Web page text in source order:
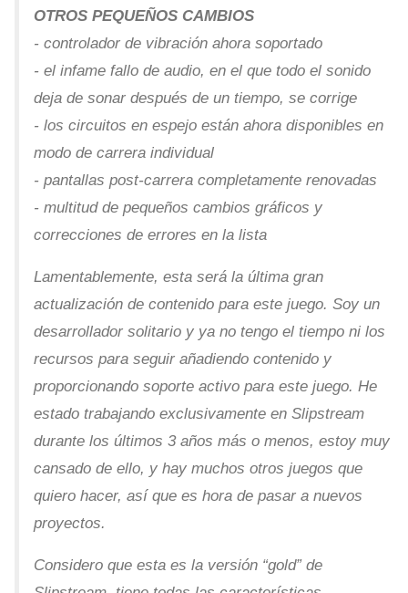
OTROS PEQUEÑOS CAMBIOS
- controlador de vibración ahora soportado
- el infame fallo de audio, en el que todo el sonido
deja de sonar después de un tiempo, se corrige
- los circuitos en espejo están ahora disponibles en
modo de carrera individual
- pantallas post-carrera completamente renovadas
- multitud de pequeños cambios gráficos y
correcciones de errores en la lista
Lamentablemente, esta será la última gran
actualización de contenido para este juego. Soy un
desarrollador solitario y ya no tengo el tiempo ni los
recursos para seguir añadiendo contenido y
proporcionando soporte activo para este juego. He
estado trabajando exclusivamente en Slipstream
durante los últimos 3 años más o menos, estoy muy
cansado de ello, y hay muchos otros juegos que
quiero hacer, así que es hora de pasar a nuevos
proyectos.
Considero que esta es la versión “gold” de